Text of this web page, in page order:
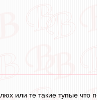
или те такие тупые что